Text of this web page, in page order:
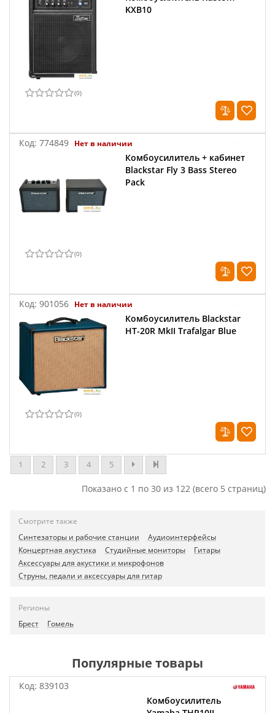
KXB10
(0)
Код: 774849 Нет в наличии
Комбоусилитель + кабинет
Blackstar Fly 3 Bass Stereo
Pack
(0)
Код: 901056 Нет в наличии
Комбоусилитель Blackstar
HT-20R MkII Trafalgar Blue
(0)
1 2 3 4 5
Показано с 1 по 30 из 122 (всего 5 страниц)
Смотрите также
Синтезаторы и рабочие станции
Аудиоинтерфейсы
Концертная акустика
Студийные мониторы
Гитары
Аксессуары для акустики и микрофонов
Струны, педали и аксессуары для гитар
Регионы
Брест
Гомель
Популярные товары
Код: 839103
Комбоусилитель